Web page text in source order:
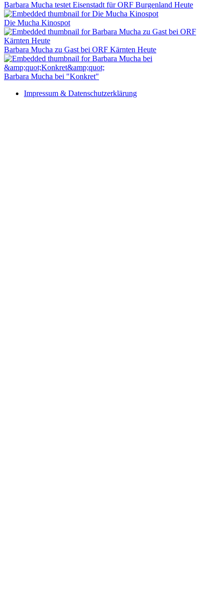
Barbara Mucha testet Eisenstadt für ORF Burgenland Heute
Die Mucha Kinospot
Barbara Mucha zu Gast bei ORF Kärnten Heute
Barbara Mucha bei "Konkret"
Impressum & Datenschutzerklärung